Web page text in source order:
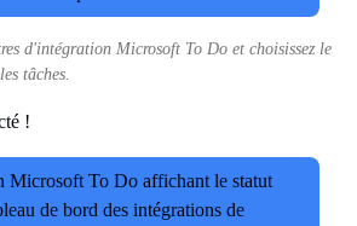
d'intégration Microsoft To Do et choisissez le
tâches.
!